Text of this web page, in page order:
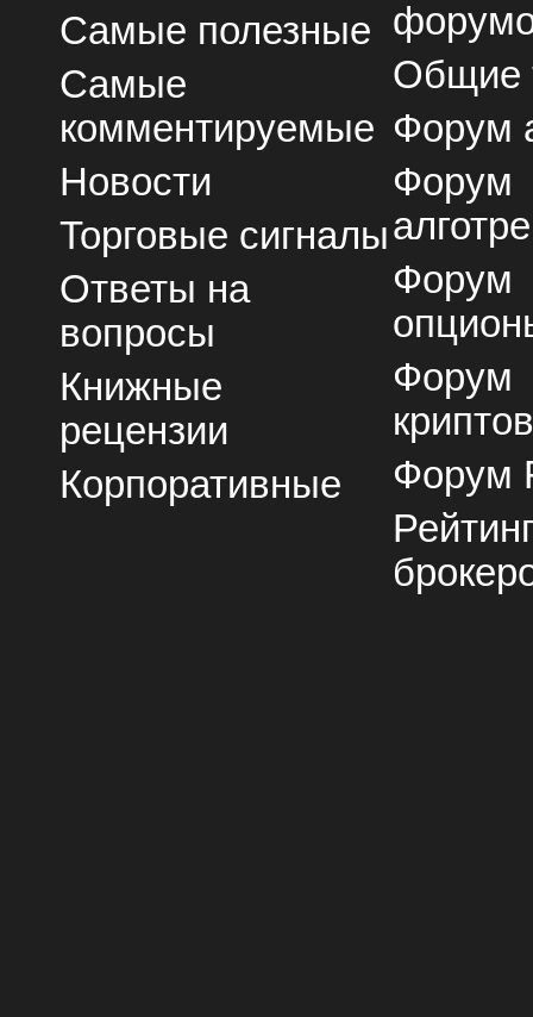
Самые полезные
Самые
комментируемые
Новости
Торговые сигналы
Ответы на
вопросы
Книжные
рецензии
Корпоративные
Общие
Форум
Форум
Форум
Форум
Форум